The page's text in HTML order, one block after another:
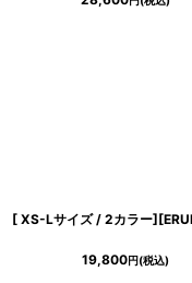
19,800円(税込)